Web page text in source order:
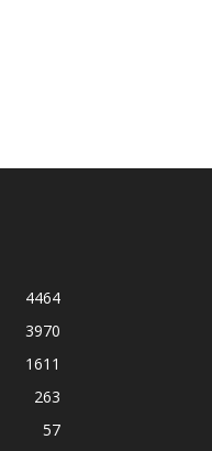
4464
3970
1611
263
57